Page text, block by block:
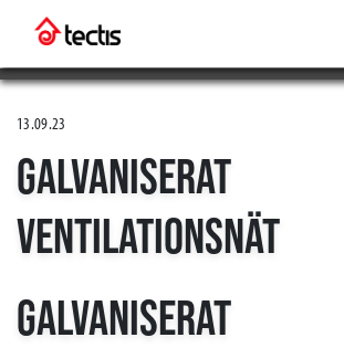
13.09.23
GALVANISERAT
VENTILATIONSNÄT
GALVANISERAT